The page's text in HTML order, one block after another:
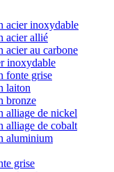
acier inoxydable
acier allié
acier au carbone
inoxydable
fonte grise
laiton
bronze
alliage de nickel
alliage de cobalt
aluminium
grise